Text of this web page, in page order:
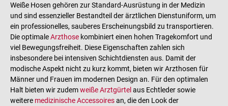
Weiße Hosen gehören zur Standard-Ausrüstung in der Medizin
und sind essenzieller Bestandteil der ärztlichen Dienstuniform, um
ein professionelles, sauberes Erscheinungsbild zu transportieren.
Die optimaleArzthose kombiniert einen hohen Tragekomfort und
viel Bewegungsfreiheit. Diese Eigenschaften zahlen sich
insbesondere bei intensiven Schichtdiensten aus. Damit der
modische Aspekt nicht zu kurz kommt, bieten wir Arzthosen für
Männer und Frauen im modernen Design an. Für den optimalen
Halt bieten wir zudemweiße Arztgürtel aus Echtleder sowie
weitere medizinische Accessoiresan, die den Look der